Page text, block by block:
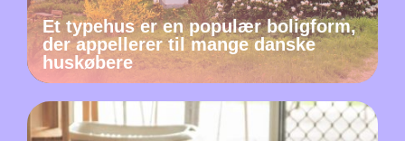
Et typehus er en populær boligform,
der appellerer til mange danske
huskøbere